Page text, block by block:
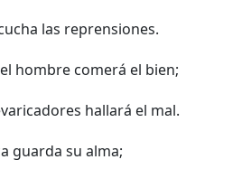
las reprensiones.
hombre comerá el bien;
hallará el mal.
guarda su alma;